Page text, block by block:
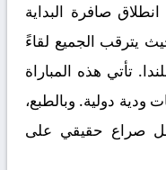
صافرة البداية
يترقب الجميع لقاءً
. تأتي هذه المباراة
ودية دولية. وبالطبع،
صراع حقيقي على